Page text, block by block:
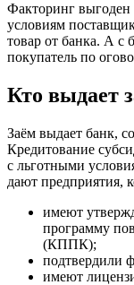
Факторинг выгоден
условиям
товар от банка. А с
покупатель по
Кто выдает
Заём выдает банк,
Кредитование
с льготными
дают предприятия,
имеют
программу
(КППК);
подтвердили
имеют